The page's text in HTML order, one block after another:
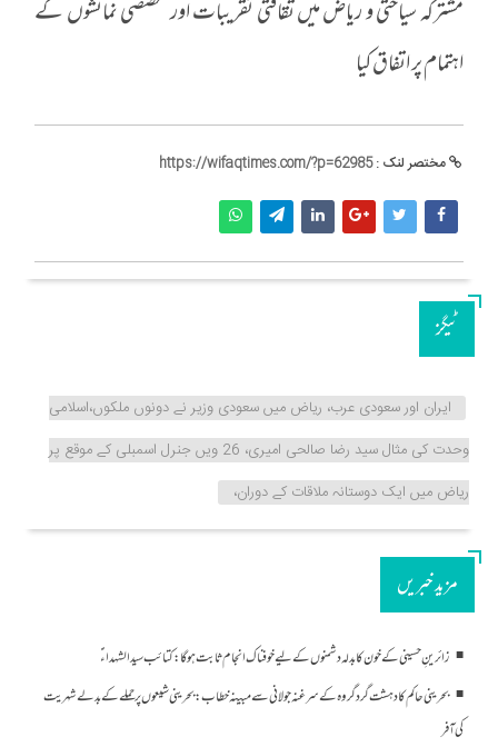
مشترکہ سیاحتی و ریاض میں ثقافتی تقریبات اور تخصصی نمائشوں کے
اہتمام پر اتفاق کیا
مختصر لنک :https://wifaqtimes.com/?p=62985
ٹیگز
ایران اور سعودی عرب، ریاض میں سعودی وزیر نے دونوں ملکوں،اسلامی
وحدت کی مثال سید رضا صالحی امیری، 26 ویں جنرل اسمبلی کے موقع پر
ریاض میں ایک دوستانہ ملاقات کے دوران،
مزید خبریں
زائرینِ حسینی کے خون کا بدلہ دشمنوں کے لیے خوفناک انجام ثابت ہوگا: کتائب سید الشہداءؑ
بحرینی حاکم کا دہشت گرد گروہ کے سرغنہ جولانی سے مبینہ خطاب: بحرینی شیعوں پر حملے کے بدلے شہریت
کی آفر